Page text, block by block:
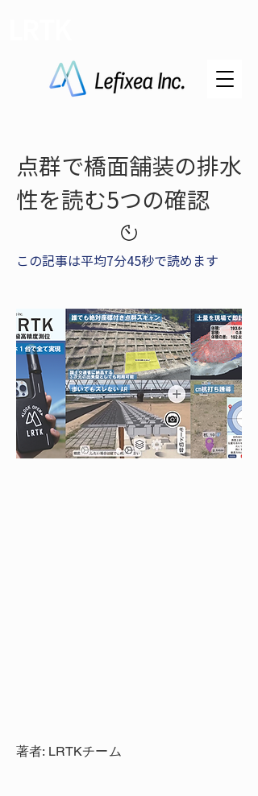
点群で橋面舗装の排水
性を読む5つの確認
この記事は平均7分45秒で読めます
著者: LRTKチーム